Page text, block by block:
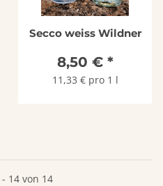
Secco weiss Wildner
8,50 € *
11,33 € pro 1 l
14 von 14